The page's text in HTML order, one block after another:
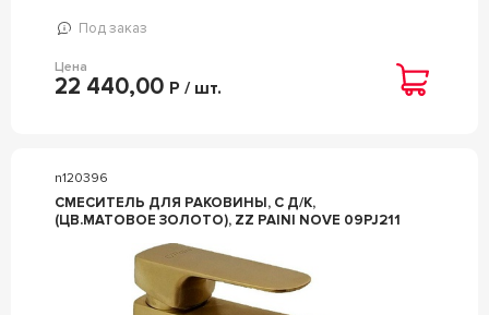
Под заказ
Цена
22 440,00 Р / шт.
n120396
СМЕСИТЕЛЬ ДЛЯ РАКОВИНЫ, C Д/К,
(ЦВ.МАТОВОЕ ЗОЛОТО), ZZ PAINI NOVE 09PJ211